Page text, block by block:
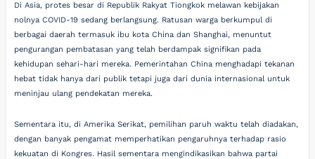
Di Asia, protes besar di Republik Rakyat Tiongkok melawan kebijakan
nolnya COVID-19 sedang berlangsung. Ratusan warga berkumpul di
berbagai daerah termasuk ibu kota China dan Shanghai, menuntut
pengurangan pembatasan yang telah berdampak signifikan pada
kehidupan sehari-hari mereka. Pemerintahan China menghadapi tekanan
hebat tidak hanya dari publik tetapi juga dari dunia internasional untuk
meninjau ulang pendekatan mereka.
Sementara itu, di Amerika Serikat, pemilihan paruh waktu telah diadakan,
dengan banyak pengamat memperhatikan pengaruhnya terhadap rasio
kekuatan di Kongres. Hasil sementara mengindikasikan bahwa partai